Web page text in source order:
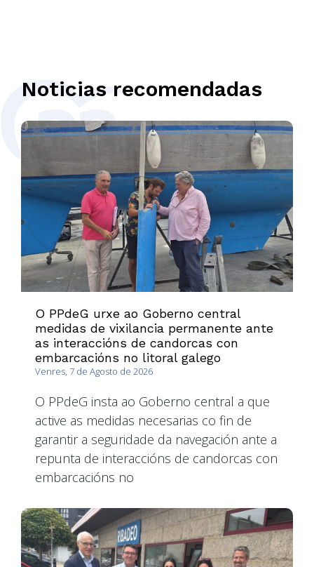
Noticias recomendadas
O PPdeG urxe ao Goberno central
medidas de vixilancia permanente ante
as interaccións de candorcas con
embarcacións no litoral galego
Venres, 7 de Agosto de 2026
O PPdeG insta ao Goberno central a que
active as medidas necesarias co fin de
garantir a seguridade da navegación ante a
repunta de interaccións de candorcas con
embarcacións no